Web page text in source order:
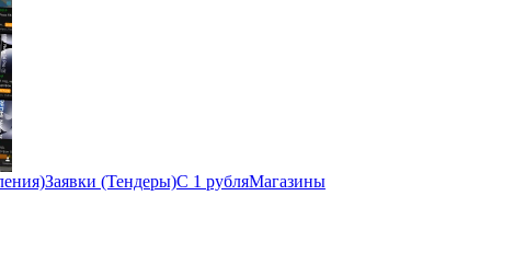
Заявки (Тендеры)С 1 рубляМагазины